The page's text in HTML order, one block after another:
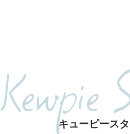
Kewpie
キューピース